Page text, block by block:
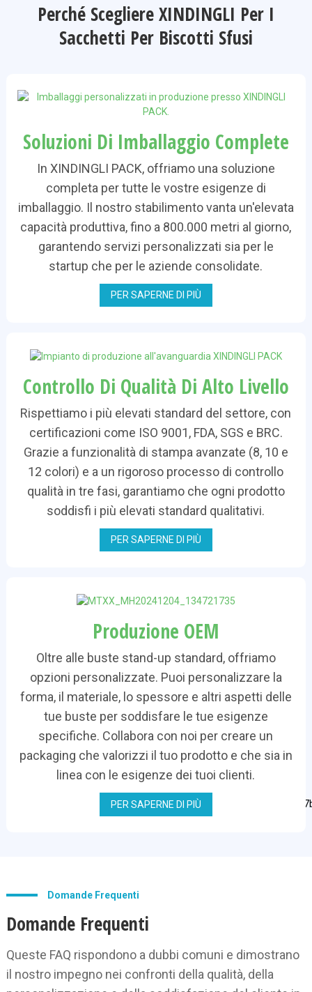
Perché Scegliere XINDINGLI Per I
Sacchetti Per Biscotti Sfusi
Soluzioni Di Imballaggio Complete
In XINDINGLI PACK, offriamo una soluzione
completa per tutte le vostre esigenze di
imballaggio. Il nostro stabilimento vanta un'elevata
capacità produttiva, fino a 800.000 metri al giorno,
garantendo servizi personalizzati sia per le
startup che per le aziende consolidate.
PER SAPERNE DI PIÙ
Controllo Di Qualità Di Alto Livello
Rispettiamo i più elevati standard del settore, con
certificazioni come ISO 9001, FDA, SGS e BRC.
Grazie a funzionalità di stampa avanzate (8, 10 e
12 colori) e a un rigoroso processo di controllo
qualità in tre fasi, garantiamo che ogni prodotto
soddisfi i più elevati standard qualitativi.
PER SAPERNE DI PIÙ
Produzione OEM
Oltre alle buste stand-up standard, offriamo
opzioni personalizzate. Puoi personalizzare la
forma, il materiale, lo spessore e altri aspetti delle
tue buste per soddisfare le tue esigenze
specifiche. Collabora con noi per creare un
packaging che valorizzi il tuo prodotto e che sia in
linea con le esigenze dei tuoi clienti.
PER SAPERNE DI PIÙ
Domande Frequenti
Domande Frequenti
Queste FAQ rispondono a dubbi comuni e dimostrano
il nostro impegno nei confronti della qualità, della